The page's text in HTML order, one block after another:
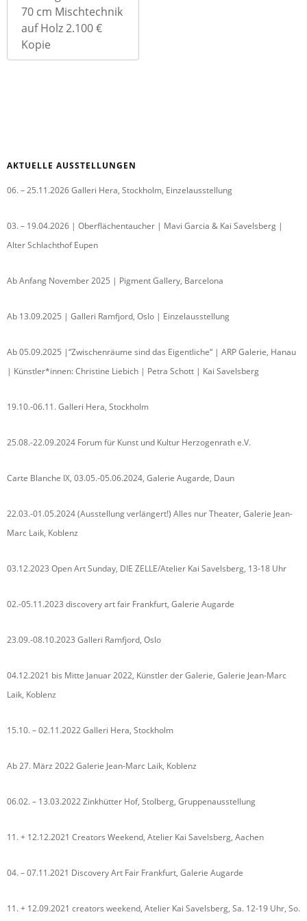
70 cm Mischtechnik
auf Holz 2.100 €
Kopie
AKTUELLE AUSSTELLUNGEN
06. – 25.11.2026 Galleri Hera, Stockholm, Einzelausstellung
03. – 19.04.2026 | Oberflächentaucher | Mavi Garcia & Kai Savelsberg |
Alter Schlachthof Eupen
Ab Anfang November 2025 | Pigment Gallery, Barcelona
Ab 13.09.2025 | Galleri Ramfjord, Oslo | Einzelausstellung
Ab 05.09.2025 |“Zwischenräume sind das Eigentliche“ | ARP Galerie, Hanau
| Künstler*innen: Christine Liebich | Petra Schott | Kai Savelsberg
19.10.-06.11. Galleri Hera, Stockholm
25.08.-22.09.2024 Forum für Kunst und Kultur Herzogenrath e.V.
Carte Blanche IX, 03.05.-05.06.2024, Galerie Augarde, Daun
22.03.-01.05.2024 (Ausstellung verlängert!) Alles nur Theater, Galerie Jean-
Marc Laik, Koblenz
03.12.2023 Open Art Sunday, DIE ZELLE/Atelier Kai Savelsberg, 13-18 Uhr
02.-05.11.2023 discovery art fair Frankfurt, Galerie Augarde
23.09.-08.10.2023 Galleri Ramfjord, Oslo
04.12.2021 bis Mitte Januar 2022, Künstler der Galerie, Galerie Jean-Marc
Laik, Koblenz
15.10. – 02.11.2022 Galleri Hera, Stockholm
Ab 27. März 2022 Galerie Jean-Marc Laik, Koblenz
06.02. – 13.03.2022 Zinkhütter Hof, Stolberg, Gruppenausstellung
11. + 12.12.2021 Creators Weekend, Atelier Kai Savelsberg, Aachen
04. – 07.11.2021 Discovery Art Fair Frankfurt, Galerie Augarde
11. + 12.09.2021 creators weekend, Atelier Kai Savelsberg, Sa. 12-19 Uhr, So.